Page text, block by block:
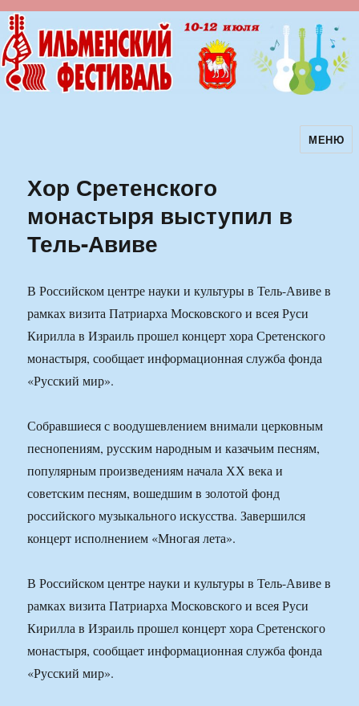
Ильменский фестиваль авторскойМЕНЮ
Хор Сретенского
монастыря выступил в
Тель-Авиве
В Российском центре науки и культуры в Тель-Авиве в
рамках визита Патриарха Московского и всея Руси
Кирилла в Израиль прошел концерт хора Сретенского
монастыря, сообщает информационная служба фонда
«Русский мир».
Собравшиеся с воодушевлением внимали церковным
песнопениям, русским народным и казачьим песням,
популярным произведениям начала ХХ века и
советским песням, вошедшим в золотой фонд
российского музыкального искусства. Завершился
концерт исполнением «Многая лета».
В Российском центре науки и культуры в Тель-Авиве в
рамках визита Патриарха Московского и всея Руси
Кирилла в Израиль прошел концерт хора Сретенского
монастыря, сообщает информационная служба фонда
«Русский мир».